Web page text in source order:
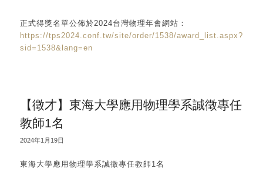
正式得獎名單公佈於2024台灣物理年會網站：
https://tps2024.conf.tw/site/order/1538/award_list.aspx?
sid=1538&lang=en
【徵才】東海大學應用物理學系誠徵專任
教師1名
2024年1月19日
東海大學應用物理學系誠徵專任教師1名